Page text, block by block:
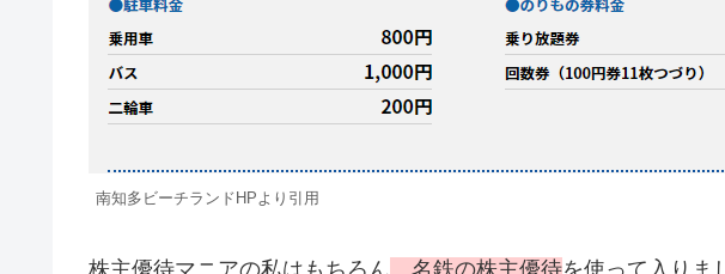
南知多ビーチランドHPより引用